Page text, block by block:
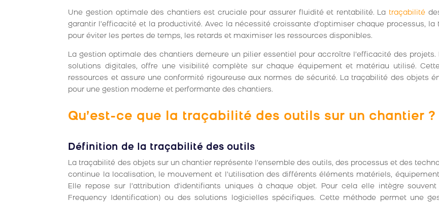
Une gestion optimale des chantiers est cruciale pour assurer fluidité et rentabilité. La traçabilité
garantir l’efficacité et la productivité. Avec la nécessité croissante d’optimiser chaque processus,
pour éviter les pertes de temps, les retards et maximiser les ressources disponibles.
La gestion optimale des chantiers demeure un pilier essentiel pour accroître l’efficacité des
solutions digitales, offre une visibilité complète sur chaque équipement et matériau utilisé.
ressources et assure une conformité rigoureuse aux normes de sécurité. La traçabilité des objets
pour une gestion moderne et performante des chantiers.
Qu’est-ce que la traçabilité des outils sur un chantier ?
Définition de la traçabilité des outils
La traçabilité des objets sur un chantier représente l’ensemble des outils, des processus et des
continue la localisation, le mouvement et l’utilisation des différents éléments matériels,
Elle repose sur l’attribution d’identifiants uniques à chaque objet. Pour cela elle intègre
Frequency Identification) ou des solutions logicielles spécifiques. Cette méthode permet une